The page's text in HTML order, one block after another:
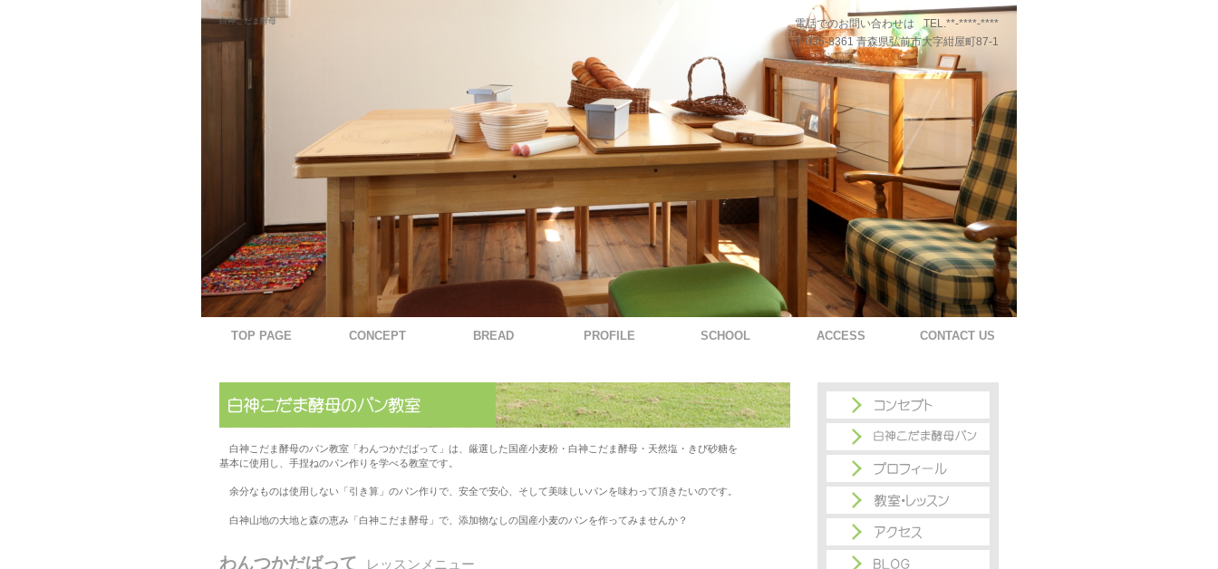
白神こだま酵母 電話でのお問い合わせは
TEL.**-****-****
〒036-8361 青森県弘前市大字紺屋町87-1
白神こだま酵母のパン教室「わんつかだばって」は、厳選した国産小麦粉・白神こだま酵母・天然塩・きび砂糖を
基本に使用し、手捏ねのパン作りを学べる教室です。
余分なものは使用しない「引き算」のパン作りで、安全で安心、そして美味しいパンを味わって頂きたいのです。
白神山地の大地と森の恵み「白神こだま酵母」で、添加物なしの国産小麦のパンを作ってみませんか？
わんつかだばって レッスンメニュー
TOP PAGE CONCEPT BREAD PROFILE SCHOOL ACCESS CONTACT US